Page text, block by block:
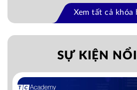
Xem tất cả khóa
SỰ KIỆN